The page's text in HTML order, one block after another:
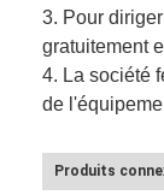
3. Pour
gratuitement
4. La société
de
Produits